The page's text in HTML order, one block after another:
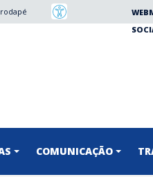
COMUNICAÇÃO